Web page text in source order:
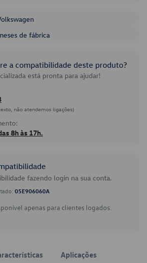
de fábrica
a compatibilidade deste produto?
está pronta para ajudar!
não atendemos ligações)
8h às 17h.
fazendo login na sua conta.
05E906060A
apenas para clientes logados.
Aplicações